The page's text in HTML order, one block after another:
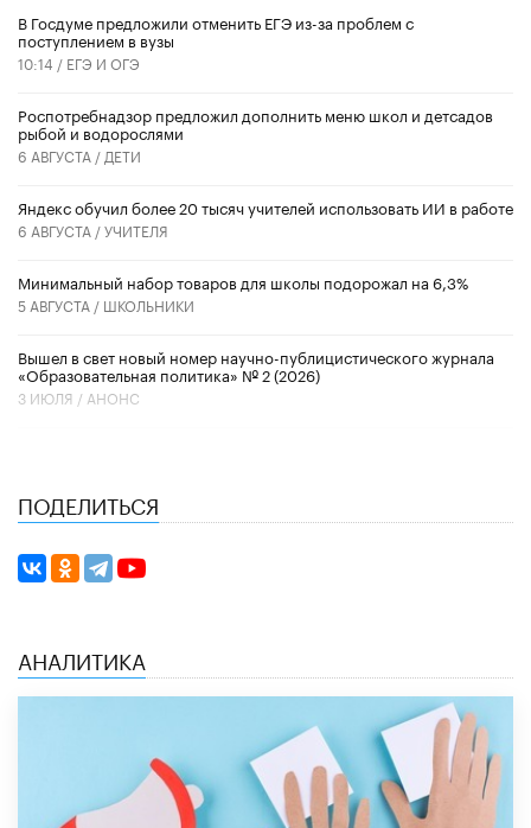
В Госдуме предложили отменить ЕГЭ из-за проблем с
поступлением в вузы
10:14 / ЕГЭ И ОГЭ
Роспотребнадзор предложил дополнить меню школ и детсадов
рыбой и водорослями
6 АВГУСТА / ДЕТИ
​Яндекс обучил более 20 тысяч учителей использовать ИИ в работе
6 АВГУСТА /УЧИТЕЛЯ
Минимальный набор товаров для школы подорожал на 6,3%
5 АВГУСТА / ШКОЛЬНИКИ
Вышел в свет новый номер научно-публицистического журнала
«Образовательная политика» № 2 (2026)
3 ИЮЛЯ / АНОНС
ПОДЕЛИТЬСЯ
АНАЛИТИКА